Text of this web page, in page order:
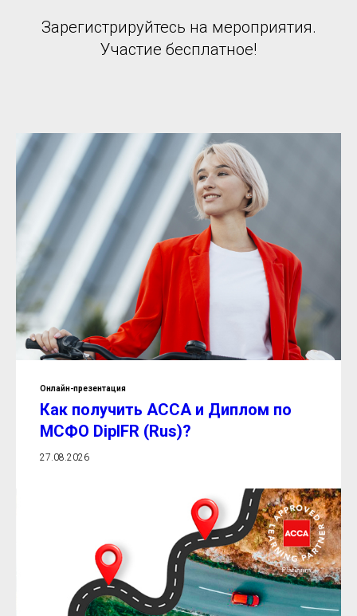
Зарегистрируйтесь на мероприятия.
Участие бесплатное!
Онлайн-презентация
Как получить ACCA и Диплом по
МСФО DipIFR (Rus)?
27.08.2026